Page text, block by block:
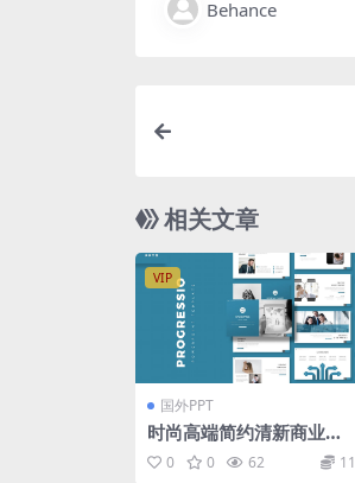
Behance
相关文章
VIP
国外PPT
时尚高端简约清新商业商
务大数据powerpoint幻
灯片演示模板（pptx）
0 0 62 11